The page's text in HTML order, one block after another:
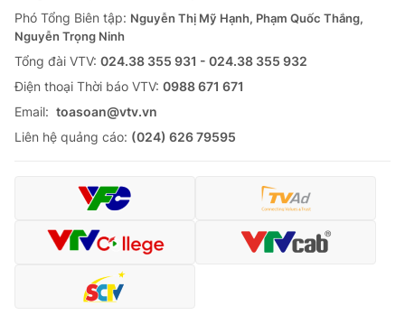
Phó Tổng Biên tập: Nguyễn Thị Mỹ Hạnh, Phạm Quốc Thắng,
Nguyễn Trọng Ninh
Tổng đài VTV: 024.38 355 931 - 024.38 355 932
Ðiện thoại Thời báo VTV: 0988 671 671
Email: toasoan@vtv.vn
Liên hệ quảng cáo: (024) 626 79595